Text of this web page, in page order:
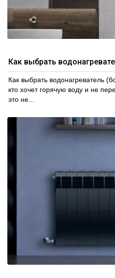
Как выбрать
Как выбрать водонагреватель
кто хочет горячую воду и не
это не...